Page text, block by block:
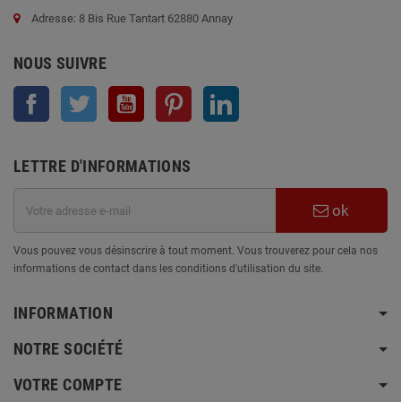
Adresse: 8 Bis Rue Tantart 62880 Annay
NOUS SUIVRE
Facebook Twitter YouTube Pinterest
LETTRE D'INFORMATIONS
ok
Vous pouvez vous désinscrire à tout moment. Vous trouverez pour cela nos
informations de contact dans les conditions d'utilisation du site.
INFORMATION
NOTRE SOCIÉTÉ
VOTRE COMPTE